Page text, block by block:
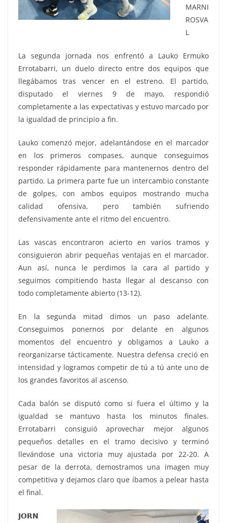
MARNI
ROSVA
L
La segunda jornada nos enfrentó a Lauko Ermuko
Errotabarri, un duelo directo entre dos equipos que
llegábamos tras vencer en el estreno. El partido,
disputado el viernes 9 de mayo, respondió
completamente a las expectativas y estuvo marcado por
la igualdad de principio a fin.
Lauko comenzó mejor, adelantándose en el marcador
en los primeros compases, aunque conseguimos
responder rápidamente para mantenernos dentro del
partido. La primera parte fue un intercambio constante
de golpes, con ambos equipos mostrando mucha
calidad ofensiva, pero también sufriendo
defensivamente ante el ritmo del encuentro.
Las vascas encontraron acierto en varios tramos y
consiguieron abrir pequeñas ventajas en el marcador.
Aun así, nunca le perdimos la cara al partido y
seguimos compitiendo hasta llegar al descanso con
todo completamente abierto (13-12).
En la segunda mitad dimos un paso adelante.
Conseguimos ponernos por delante en algunos
momentos del encuentro y obligamos a Lauko a
reorganizarse tácticamente. Nuestra defensa creció en
intensidad y logramos competir de tú a tú ante uno de
los grandes favoritos al ascenso.
Cada balón se disputó como si fuera el último y la
igualdad se mantuvo hasta los minutos finales.
Errotabarri consiguió aprovechar mejor algunos
pequeños detalles en el tramo decisivo y terminó
llevándose una victoria muy ajustada por 22-20. A
pesar de la derrota, demostramos una imagen muy
competitiva y dejamos claro que íbamos a pelear hasta
el final.
𝗝𝗢𝗥𝗡